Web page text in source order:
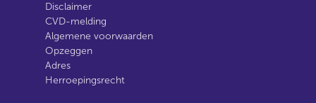
Disclaimer
CVD-melding
Algemene voorwaarden
Opzeggen
Adres
Herroepingsrecht